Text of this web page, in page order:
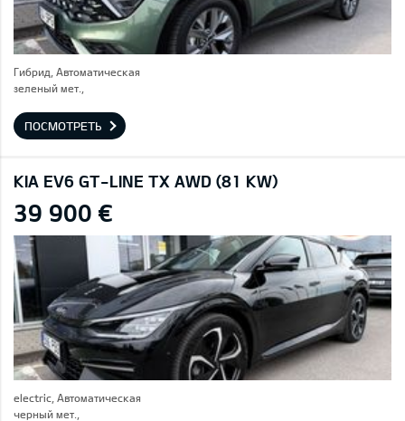
Гибрид, Автоматическая
зеленый мет.,
ПОСМОТРЕТЬ
KIA EV6 GT-LINE TX AWD (81 KW)
39 900 €
electric, Автоматическая
черный мет.,